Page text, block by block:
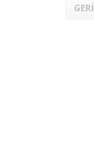
GERİ